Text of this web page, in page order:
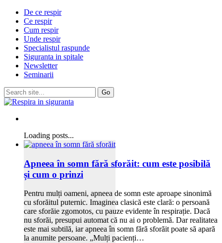
De ce respir
Ce respir
Cum respir
Unde respir
Specialistul raspunde
Siguranta in spitale
Newsletter
Seminarii
Loading posts...
Apneea în somn fără sforăit: cum este posibilă
și cum o prinzi
Pentru mulți oameni, apneea de somn este aproape sinonimă
cu sforăitul puternic. Imaginea clasică este clară: o persoană
care sforăie zgomotos, cu pauze evidente în respirație. Dacă
nu sforăi, presupui automat că nu ai o problemă. Dar realitatea
este mai subtilă, iar apneea în somn fără sforăit poate să apară
la anumite persoane. „Mulți pacienți…